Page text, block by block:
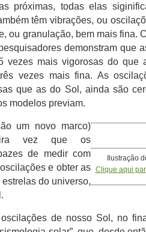
próximas, todas elas
têm vibrações, ou
ou granulação, bem mais fina.
demonstram que
vezes mais vigorosas do que
vezes mais fina. As
que as do Sol, ainda são
modelos previam.
Ilustração
Clique aqui
um novo marco)
vez que os
de medir com
e obter as
do universo,
de nosso Sol, no